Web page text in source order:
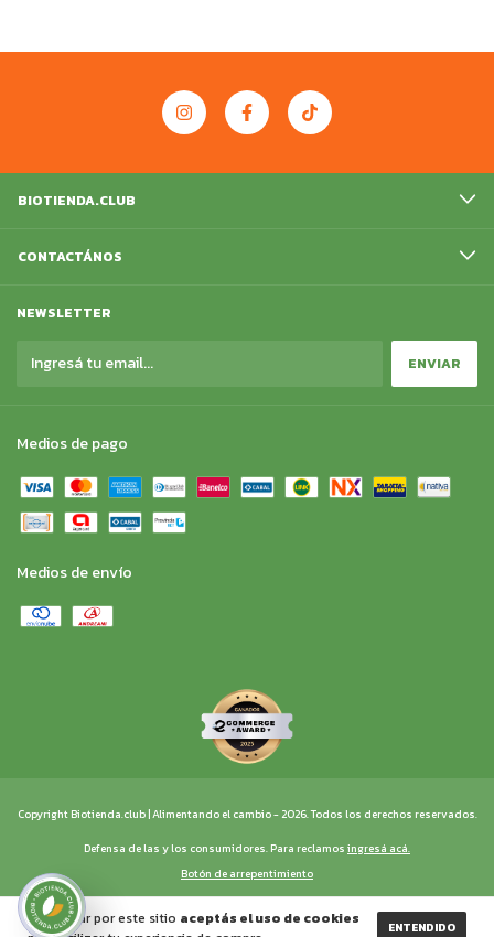
Al navegar por este sitio aceptás el uso de cookies
ENTENDIDO
BIOTIENDA.CLUB
CONTACTÁNOS
NEWSLETTER
Medios de pago
Medios de envío
Copyright Biotienda.club | Alimentando el cambio - 2026. Todos los derechos reservados.
Defensa de las y los consumidores. Para reclamos ingresá acá.
Botón de arrepentimiento